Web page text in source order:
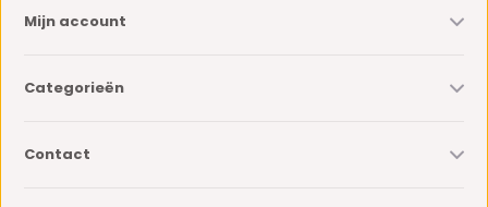
Mijn account
Categorieën
Contact